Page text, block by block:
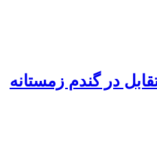
در گندم زمستانه